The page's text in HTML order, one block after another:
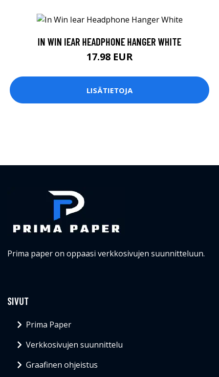
IN WIN IEAR HEADPHONE HANGER WHITE
17.98 EUR
LISÄTIETOJA
Prima paper on oppaasi verkkosivujen suunnitteluun.
SIVUT
Prima Paper
Verkkosivujen suunnittelu
Graafinen ohjeistus